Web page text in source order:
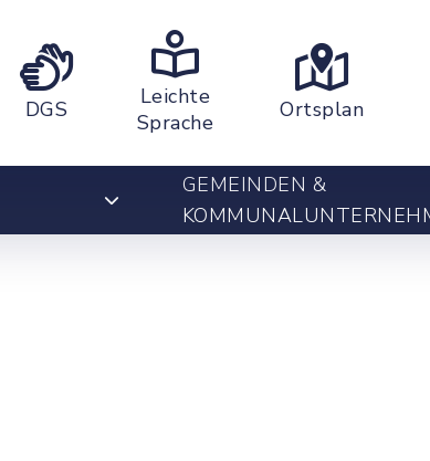
DGS
Leichte
Sprache
Ortsplan
GEMEINDEN &